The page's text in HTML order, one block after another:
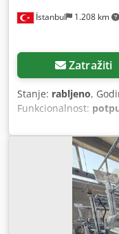
İstanbul 1.208 km
Zatražiti
Stanje: rabljeno,
Funkcionalnost:
Višemjerna – Tip 818
Crodpfx Aneyaqt